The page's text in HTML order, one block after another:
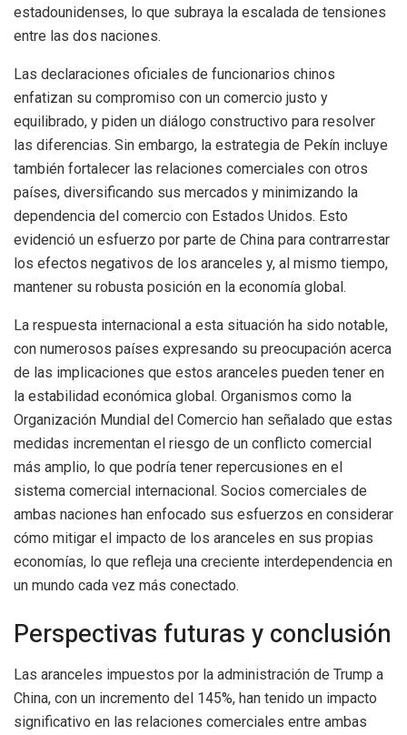
estadounidenses, lo que subraya la escalada de tensiones
entre las dos naciones.
Las declaraciones oficiales de funcionarios chinos
enfatizan su compromiso con un comercio justo y
equilibrado, y piden un diálogo constructivo para resolver
las diferencias. Sin embargo, la estrategia de Pekín incluye
también fortalecer las relaciones comerciales con otros
países, diversificando sus mercados y minimizando la
dependencia del comercio con Estados Unidos. Esto
evidenció un esfuerzo por parte de China para contrarrestar
los efectos negativos de los aranceles y, al mismo tiempo,
mantener su robusta posición en la economía global.
La respuesta internacional a esta situación ha sido notable,
con numerosos países expresando su preocupación acerca
de las implicaciones que estos aranceles pueden tener en
la estabilidad económica global. Organismos como la
Organización Mundial del Comercio han señalado que estas
medidas incrementan el riesgo de un conflicto comercial
más amplio, lo que podría tener repercusiones en el
sistema comercial internacional. Socios comerciales de
ambas naciones han enfocado sus esfuerzos en considerar
cómo mitigar el impacto de los aranceles en sus propias
economías, lo que refleja una creciente interdependencia en
un mundo cada vez más conectado.
Perspectivas futuras y conclusión
Las aranceles impuestos por la administración de Trump a
China, con un incremento del 145%, han tenido un impacto
significativo en las relaciones comerciales entre ambas